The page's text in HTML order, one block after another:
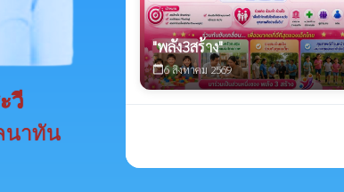
วี
นาทัน
"พลัง3สร้าง"
calendar_today6 สิงหาคม 2569